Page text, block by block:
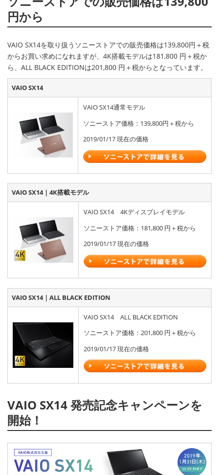
円から
VAIO SX14を取り扱うソニーストアでの販売価格は139,800円＋税
からお買い求めになれますが、4K搭載モデルは181,800 円＋税か
ら、ALL BLACK EDITIONは201,800 円＋税からとなっています。
VAIO SX14
VAIO SX14通常モデル
ソニーストア価格：139,800円＋税から
2019/01/17 現在の価格
VAIO SX14｜4K搭載モデル
VAIO SX14 4Kディスプレイモデル
ソニーストア価格：181,800 円＋税から
2019/01/17 現在の価格
VAIO SX14｜ALL BLACK EDITION
VAIO SX14 ALL BLACK EDITION
ソニーストア価格：201,800 円＋税から
2019/01/17 現在の価格
VAIO SX14 発売記念キャンペーンを
開始！